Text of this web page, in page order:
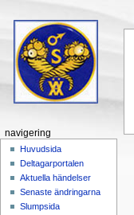
navigering
Huvudsida
Deltagarportalen
Aktuella händelser
Senaste ändringarna
Slumpsida